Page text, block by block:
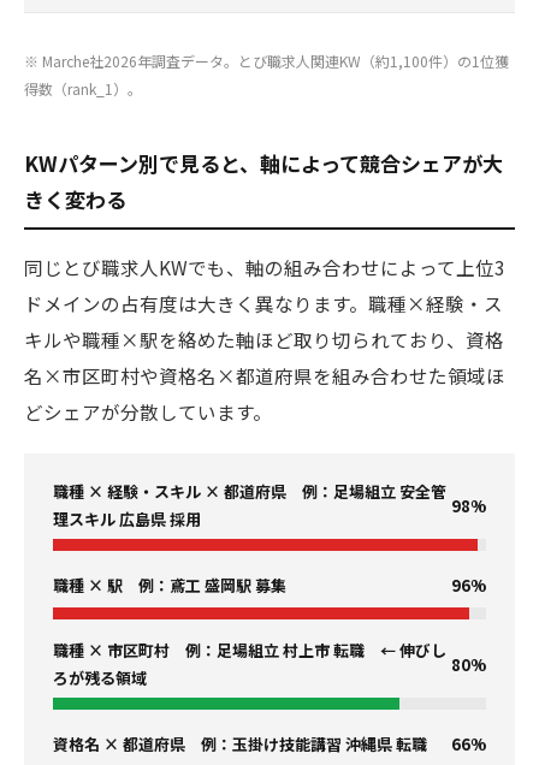
※ Marche社2026年調査データ。とび職求人関連KW（約1,100件）の1位獲
得数（rank_1）。
KWパターン別で見ると、軸によって競合シェアが大
きく変わる
同じとび職求人KWでも、軸の組み合わせによって上位3
ドメインの占有度は大きく異なります。職種×経験・ス
キルや職種×駅を絡めた軸ほど取り切られており、資格
名×市区町村や資格名×都道府県を組み合わせた領域ほ
どシェアが分散しています。
職種 × 経験・スキル × 都道府県 例：足場組立 安全管
理スキル 広島県 採用
98%
職種 × 駅 例：鳶工 盛岡駅 募集 96%
職種 × 市区町村 例：足場組立 村上市 転職 ← 伸びし
ろが残る領域
80%
資格名 × 都道府県 例：玉掛け技能講習 沖縄県 転職 66%